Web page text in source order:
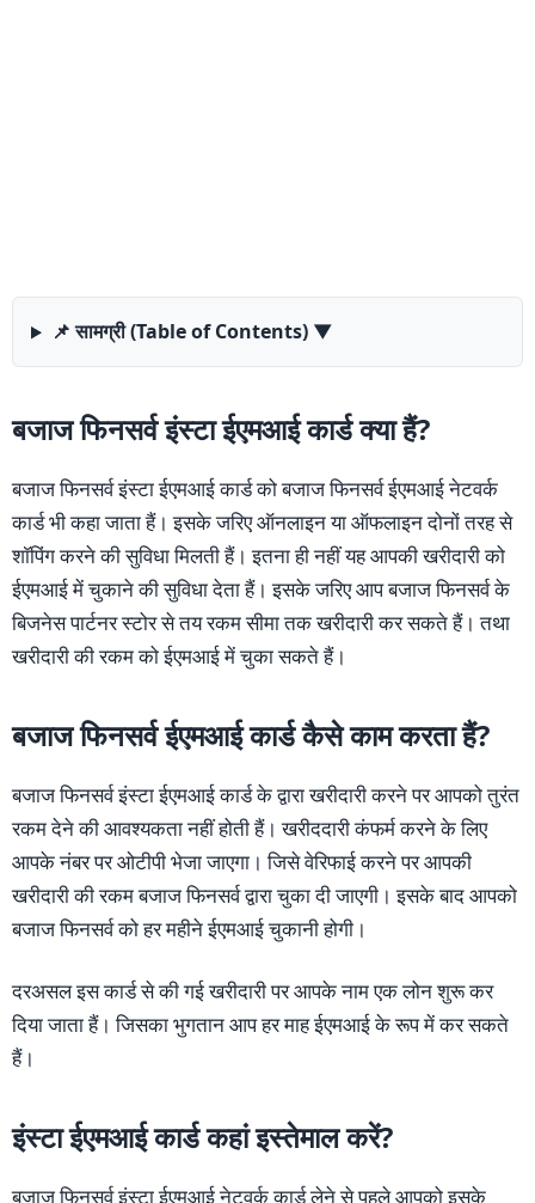
📌 सामग्री (Table of Contents) ▼
बजाज फिनसर्व इंस्टा ईएमआई कार्ड क्या हैं?
बजाज फिनसर्व इंस्टा ईएमआई कार्ड को बजाज फिनसर्व ईएमआई नेटवर्क
कार्ड भी कहा जाता हैं। इसके जरिए ऑनलाइन या ऑफलाइन दोनों तरह से
शाॅपिंग करने की सुविधा मिलती हैं। इतना ही नहीं यह आपकी खरीदारी को
ईएमआई में चुकाने की सुविधा देता हैं। इसके जरिए आप बजाज फिनसर्व के
बिजनेस पार्टनर स्टोर से तय रकम सीमा तक खरीदारी कर सकते हैं। तथा
खरीदारी की रकम को ईएमआई में चुका सकते हैं।
बजाज फिनसर्व ईएमआई कार्ड कैसे काम करता हैं?
बजाज फिनसर्व इंस्टा ईएमआई कार्ड के द्वारा खरीदारी करने पर आपको तुरंत
रकम देने की आवश्यकता नहीं होती हैं। खरीददारी कंफर्म करने के लिए
आपके नंबर पर ओटीपी भेजा जाएगा। जिसे वेरिफाई करने पर आपकी
खरीदारी की रकम बजाज फिनसर्व द्वारा चुका दी जाएगी। इसके बाद आपको
बजाज फिनसर्व को हर महीने ईएमआई चुकानी होगी।
दरअसल इस कार्ड से की गई खरीदारी पर आपके नाम एक लोन शुरू कर
दिया जाता हैं। जिसका भुगतान आप हर माह ईएमआई के रूप में कर सकते
हैं।
इंस्टा ईएमआई कार्ड कहां इस्तेमाल करें?
बजाज फिनसर्व इंस्टा ईएमआई नेटवर्क कार्ड लेने से पहले आपको इसके